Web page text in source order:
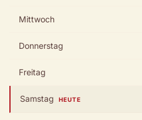
Mittwoch
Donnerstag
Freitag
Samstag HEUTE